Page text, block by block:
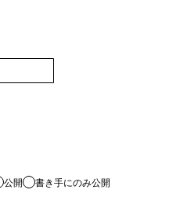
公開 書き手にのみ公開